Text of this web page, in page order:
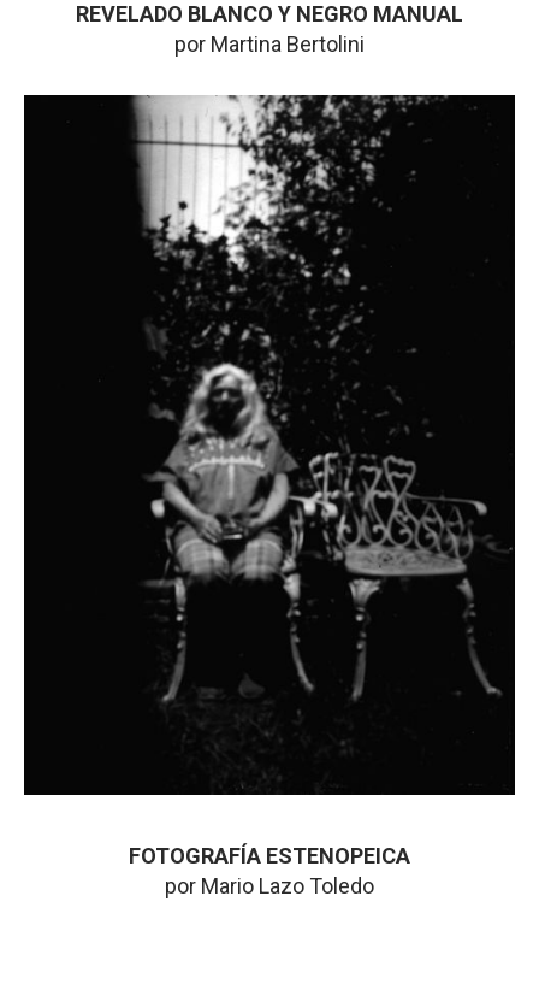
REVELADO BLANCO Y NEGRO MANUAL
por Martina Bertolini
FOTOGRAFÍA ESTENOPEICA
por Mario Lazo Toledo